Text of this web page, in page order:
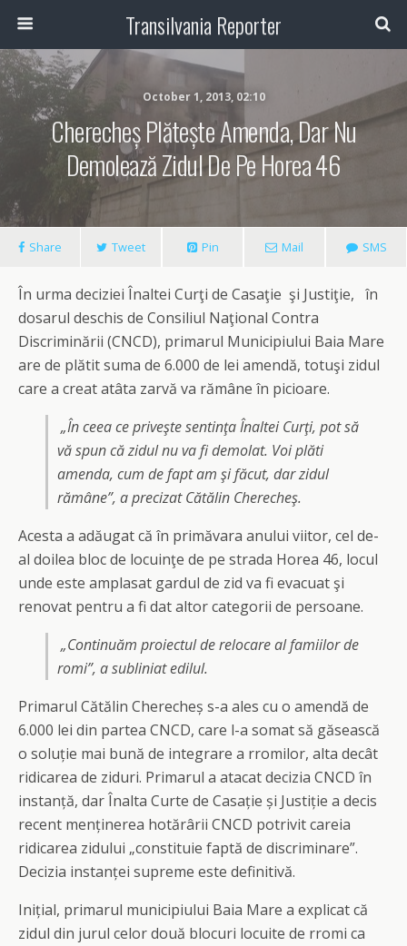
Transilvania Reporter
October 1, 2013, 02:10
Cherecheș Plătește Amenda, Dar Nu
Demolează Zidul De Pe Horea 46
Share Tweet Pin Mail SMS
În urma deciziei Înaltei Curţi de Casaţie şi Justiţie, în
dosarul deschis de Consiliul Naţional Contra
Discriminării (CNCD), primarul Municipiului Baia Mare
are de plătit suma de 6.000 de lei amendă, totuşi zidul
care a creat atâta zarvă va rămâne în picioare.
„În ceea ce priveşte sentinţa Înaltei Curţi, pot să
vă spun că zidul nu va fi demolat. Voi plăti
amenda, cum de fapt am şi făcut, dar zidul
rămâne”, a precizat Cătălin Cherecheş.
Acesta a adăugat că în primăvara anului viitor, cel de-
al doilea bloc de locuinţe de pe strada Horea 46, locul
unde este amplasat gardul de zid va fi evacuat şi
renovat pentru a fi dat altor categorii de persoane.
„Continuăm proiectul de relocare al famiilor de
romi”, a subliniat edilul.
Primarul Cătălin Cherecheș s-a ales cu o amendă de
6.000 lei din partea CNCD, care l-a somat să găsească
o soluție mai bună de integrare a rromilor, alta decât
ridicarea de ziduri. Primarul a atacat decizia CNCD în
instanță, dar Înalta Curte de Casație și Justiție a decis
recent menținerea hotărârii CNCD potrivit careia
ridicarea zidului „constituie faptă de discriminare”.
Decizia instanței supreme este definitivă.
Inițial, primarul municipiului Baia Mare a explicat că
zidul din jurul celor două blocuri locuite de rromi ca